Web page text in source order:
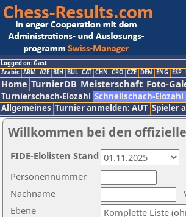
Logged on: Gast
Arabic ARM AZE BIH BUL CAT CHN CRO CZE DEN ENG ESP
Home TurnierDB Meisterschaft Foto-
Turnierschach-Elozahl Schnellschach-Elozahl
Allgemeines Turnier anmelden: AUT Spieler
Willkommen bei den
Nachname
Ebene
Personennummer
FIDE-Elolisten Stand